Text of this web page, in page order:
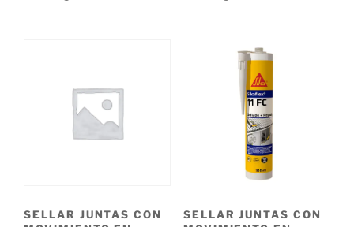
SELLAR JUNTAS CON
SELLAR JUNTAS CON